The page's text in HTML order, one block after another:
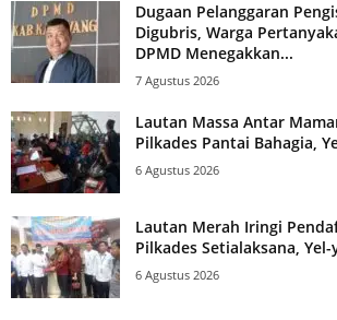
Dugaan Pelanggaran
Digubris, Warga
DPMD Menegakkan...
7 Agustus 2026
Lautan Massa Antar
Pilkades Pantai Bahagia,
6 Agustus 2026
Lautan Merah Iringi
Pilkades Setialaksana, Yel-
6 Agustus 2026